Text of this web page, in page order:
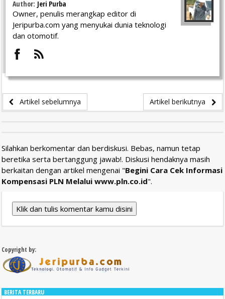
Author: Jeri Purba
Owner, penulis merangkap editor di
Jeripurba.com yang menyukai dunia teknologi
dan otomotif.
Artikel sebelumnya Artikel berikutnya
Silahkan berkomentar dan berdiskusi. Bebas, namun tetap
beretika serta bertanggung jawab!. Diskusi hendaknya masih
berkaitan dengan artikel mengenai "Begini Cara Cek Informasi
Kompensasi PLN Melalui www.pln.co.id".
Klik dan tulis komentar kamu disini
Copyright by:
BERITA TERBARU